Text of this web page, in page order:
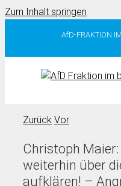
Zum Inhalt springen
AfD-FRAKTION
Zurück Vor
Christoph
weiterhin über
aufklären! –